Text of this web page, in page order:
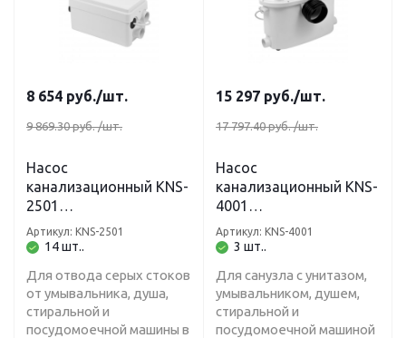
8 654 руб./шт.
9 869.30 руб. /шт.
Насос
канализационный KNS-
2501
(умывальник,душ,ст.
маш, пос. маш) 80 л/
14 шт..
Артикул: KNS-2501
Для отвода серых стоков
от умывальника, душа,
стиральной и
посудомоечной машины в
15 297 руб./шт.
17 797.40 руб. /шт.
Насос
канализационный KNS-
4001
(унитаз,умывальник,ду
ш,ст. маш, пос. маш)
BELAMOS
3 шт..
Артикул: KNS-4001
Для санузла с унитазом,
умывальником, душем,
стиральной и
посудомоечной машиной